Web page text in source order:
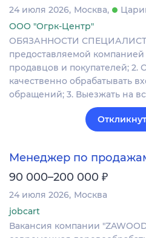
24 июля 2026 Москва
ООО "Огрк-Центр"
ОБЯЗАННОСТИ
предоставляемой компанией
продавцов и покупателей; 2.
качественно обрабатывать
обращений; 3. Выезжать на
Менеджер по
90 000–200 000 ₽
24 июля 2026 Москва
jobcart
Вакансия компании